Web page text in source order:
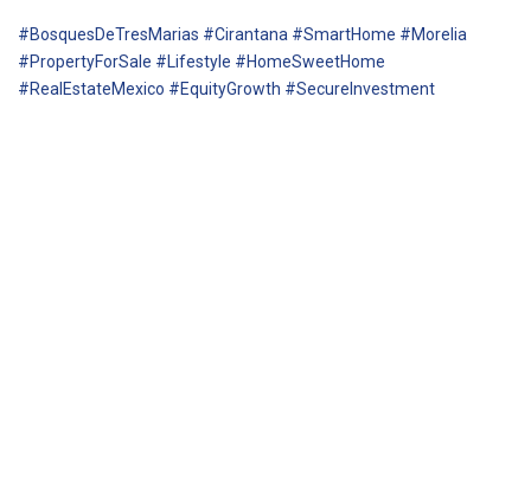
#BosquesDeTresMarias #Cirantana #SmartHome #Morelia
#PropertyForSale #Lifestyle #HomeSweetHome
#RealEstateMexico #EquityGrowth #SecureInvestment